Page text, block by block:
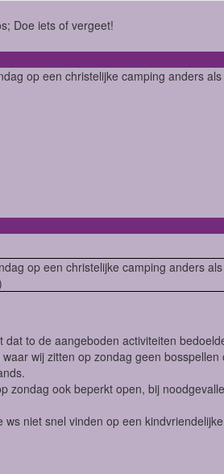
Doe iets of vergeet!
op een christelijke camping anders
op een christelijke camping anders
dat to de aangeboden activiteiten
wij zitten op zondag geen
zondag ook beperkt open, bij
ws niet snel vinden op een